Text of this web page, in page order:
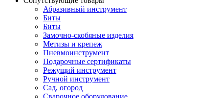
Абразивный инструмент
Биты
Биты
Замочно-скобяные изделия
Метизы и крепеж
Пневмоинструмент
Подарочные сертификаты
Режущий инструмент
Ручной инструмент
Сад, огород